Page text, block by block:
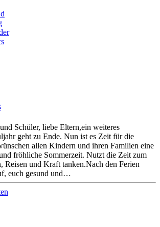
Schüler, liebe Eltern,ein weiteres
geht zu Ende. Nun ist es Zeit für die
allen Kindern und ihren Familien eine
fröhliche Sommerzeit. Nutzt die Zeit zum
Reisen und Kraft tanken.Nach den Ferien
euch gesund und…